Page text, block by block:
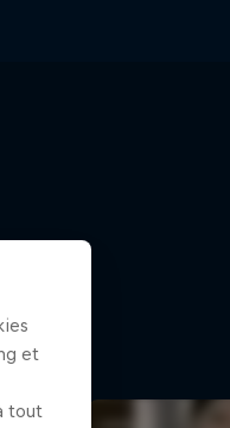
et
tout